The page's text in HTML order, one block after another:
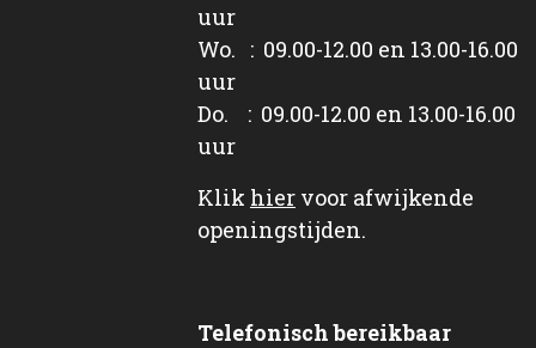
uur
Wo. : 09.00-12.00 en 13.00-16.00
uur
Do. : 09.00-12.00 en 13.00-16.00
uur
Klik hier voor afwijkende
openingstijden.
Telefonisch bereikbaar